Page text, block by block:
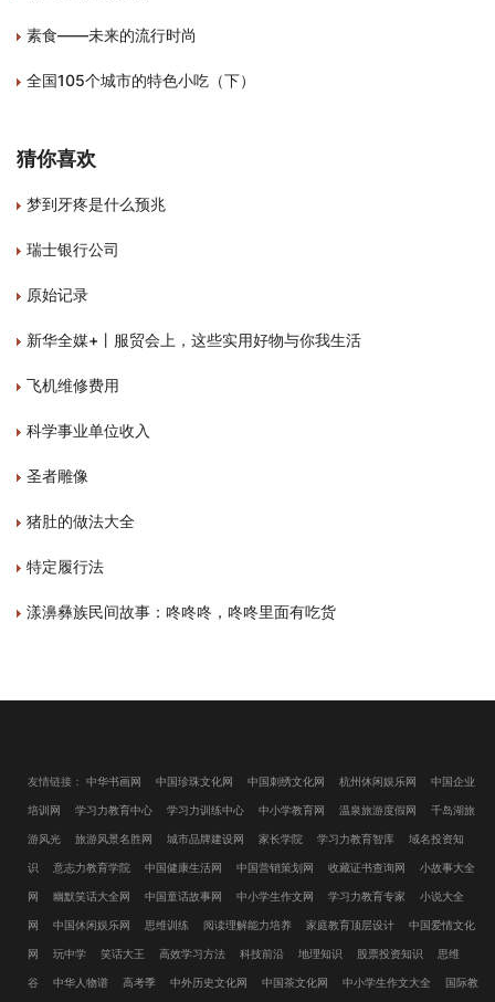
素食——未来的流行时尚
全国105个城市的特色小吃（下）
猜你喜欢
梦到牙疼是什么预兆
瑞士银行公司
原始记录
新华全媒+丨服贸会上，这些实用好物与你我生活
飞机维修费用
科学事业单位收入
圣者雕像
猪肚的做法大全
特定履行法
漾濞彝族民间故事：咚咚咚，咚咚里面有吃货
友情链接： 中华书画网 中国珍珠文化网 中国刺绣文化网 杭州休闲娱乐网 中国企业
培训网 学习力教育中心 学习力训练中心 中小学教育网 温泉旅游度假网 千岛湖旅
游风光 旅游风景名胜网 城市品牌建设网 家长学院 学习力教育智库 域名投资知
识 意志力教育学院 中国健康生活网 中国营销策划网 收藏证书查询网 小故事大全
网 幽默笑话大全网 中国童话故事网 中小学生作文网 学习力教育专家 小说大全
网 中国休闲娱乐网 思维训练 阅读理解能力培养 家庭教育顶层设计 中国爱情文化
网 玩中学 笑话大王 高效学习方法 科技前沿 地理知识 股票投资知识 思维
谷 中华人物谱 高考季 中外历史文化网 中国茶文化网 中小学生作文大全 国际教